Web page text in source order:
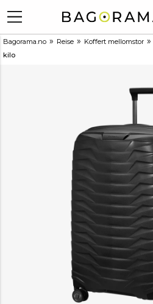
Bagorama.no » Reise » Koffert mellomstor »
kilo